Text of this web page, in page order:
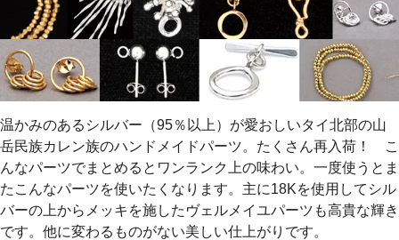
温かみのあるシルバー（95％以上）が愛おしいタイ北部の山
岳民族カレン族のハンドメイドパーツ。たくさん再入荷！ こ
んなパーツでまとめるとワンランク上の味わい。一度使うとま
たこんなパーツを使いたくなります。主に18Kを使用してシル
バーの上からメッキを施したヴェルメイユパーツも高貴な輝き
です。他に変わるものがない美しい仕上がりです。